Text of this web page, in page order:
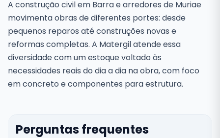
A construção civil em Barra e arredores de Muriae
movimenta obras de diferentes portes: desde
pequenos reparos até construções novas e
reformas completas. A Matergil atende essa
diversidade com um estoque voltado às
necessidades reais do dia a dia na obra, com foco
em concreto e componentes para estrutura.
Perguntas frequentes